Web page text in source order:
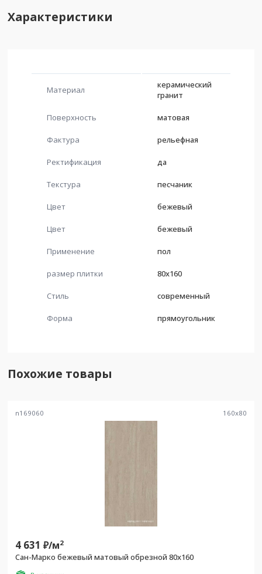
Характеристики
Материал
керамический
гранит
Поверхность матовая
Фактура рельефная
Ректификация да
Текстура песчаник
Цвет бежевый
Цвет бежевый
Применение пол
размер плитки 80x160
Стиль современный
Форма прямоугольник
Похожие товары
n169060 160x80
4 631 ₽/м2
Сан-Марко бежевый матовый обрезной 80x160